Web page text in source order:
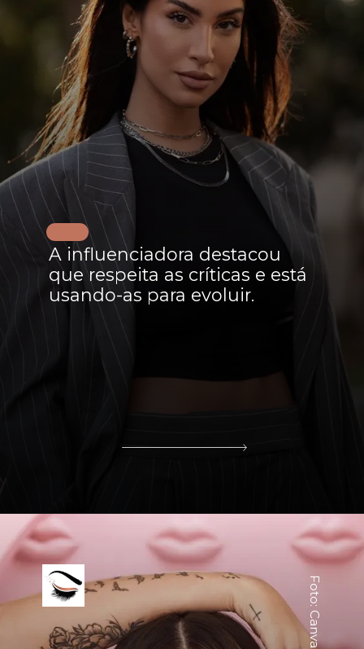
A influenciadora destacou
que respeita as críticas e está
usando-as para evoluir.
Foto: Canva